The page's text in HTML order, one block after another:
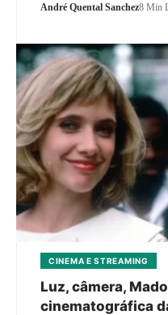
André Quental Sanchez8 Min
CINEMA E STREAMING
Luz, câmera,
cinematográfica